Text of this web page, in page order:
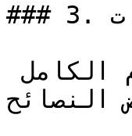
### 3. الاستجابة لمتطلبات المناقصات